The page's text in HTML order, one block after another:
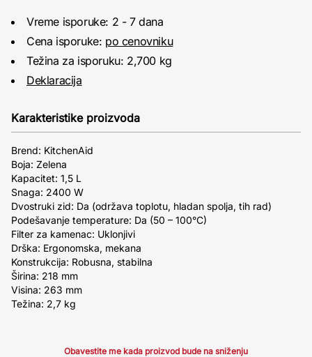
Vreme isporuke: 2 - 7 dana
Cena isporuke: po cenovniku
Težina za isporuku: 2,700 kg
Deklaracija
Karakteristike proizvoda
Brend: KitchenAid
Boja: Zelena
Kapacitet: 1,5 L
Snaga: 2400 W
Dvostruki zid: Da (održava toplotu, hladan spolja, tih rad)
Podešavanje temperature: Da (50 – 100°C)
Filter za kamenac: Uklonjivi
Drška: Ergonomska, mekana
Konstrukcija: Robusna, stabilna
Širina: 218 mm
Visina: 263 mm
Težina: 2,7 kg
Obavestite me kada proizvod bude na sniženju